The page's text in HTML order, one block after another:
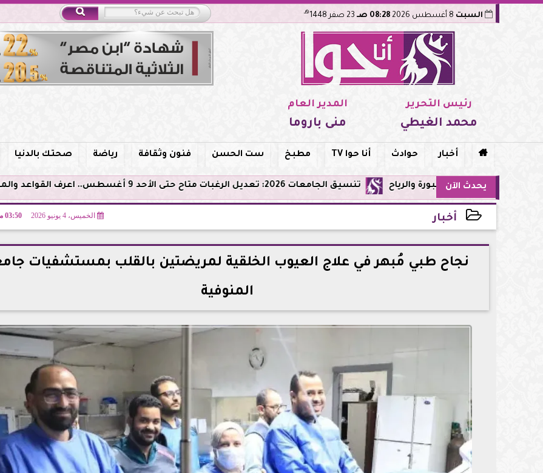
السبت 08:28 صـ هـ
رئيس التحرير
محمد الغيطي
المدير العام
منى باروما
 أخبار حوادث أنا حوا TV مطبخ ست الحسن فنون وثقافة رياضة صحتك بالدنيا
يحدث الآن تنسيق الجامعات 2026: تعديل الرغبات متاح حتى الأحد 9 أغسطس.. اعرف القواعد والمواعيد والنصائح قبل غلق التسجيل
أخبار الخميس، 4 يونيو 2026 03:50 مـ
2026-06-04 15:50:12
نجاح طبي مُبهر في علاج العيوب الخلقية لمريضتين بالقلب بمستشفيات
المنوفية